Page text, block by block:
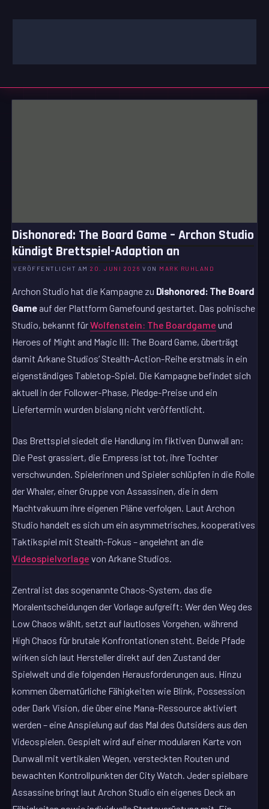
Inhalt
Dishonored: The Board Game – Archon Studio
kündigt Brettspiel-Adaption an
VERÖFFENTLICHT AM20. JUNI 2026 VON MARK RUHLAND
Archon Studio hat die Kampagne zu Dishonored: The Board
Game auf der Plattform Gamefound gestartet. Das polnische
Studio, bekannt fürWolfenstein: The Boardgame und
Heroes of Might and Magic III: The Board Game, überträgt
damit Arkane Studios‘ Stealth-Action-Reihe erstmals in ein
eigenständiges Tabletop-Spiel. Die Kampagne befindet sich
aktuell in der Follower-Phase, Pledge-Preise und ein
Liefertermin wurden bislang nicht veröffentlicht.
Das Brettspiel siedelt die Handlung im fiktiven Dunwall an:
Die Pest grassiert, die Empress ist tot, ihre Tochter
verschwunden. Spielerinnen und Spieler schlüpfen in die Rolle
der Whaler, einer Gruppe von Assassinen, die in dem
Machtvakuum ihre eigenen Pläne verfolgen. Laut Archon
Studio handelt es sich um ein asymmetrisches, kooperatives
Taktikspiel mit Stealth-Fokus – angelehnt an die
Videospielvorlage von Arkane Studios.
Zentral ist das sogenannte Chaos-System, das die
Moralentscheidungen der Vorlage aufgreift: Wer den Weg des
Low Chaos wählt, setzt auf lautloses Vorgehen, während
High Chaos für brutale Konfrontationen steht. Beide Pfade
wirken sich laut Hersteller direkt auf den Zustand der
Spielwelt und die folgenden Herausforderungen aus. Hinzu
kommen übernatürliche Fähigkeiten wie Blink, Possession
oder Dark Vision, die über eine Mana-Ressource aktiviert
werden – eine Anspielung auf das Mal des Outsiders aus den
Videospielen. Gespielt wird auf einer modularen Karte von
Dunwall mit vertikalen Wegen, versteckten Routen und
bewachten Kontrollpunkten der City Watch. Jeder spielbare
Assassine bringt laut Archon Studio ein eigenes Deck an